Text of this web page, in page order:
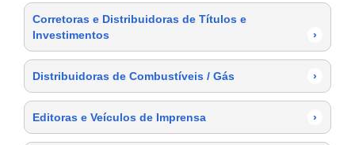
Corretoras e Distribuidoras de Títulos e
Investimentos
›
Distribuidoras de Combustíveis / Gás ›
Editoras e Veículos de Imprensa ›